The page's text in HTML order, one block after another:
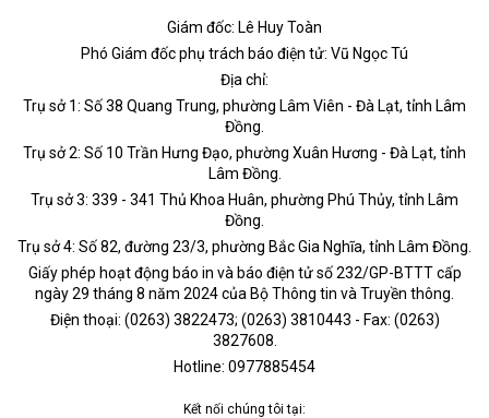
Giám đốc: Lê Huy Toàn
Phó Giám đốc phụ trách báo điện tử: Vũ Ngọc Tú
Địa chỉ:
Trụ sở 1: Số 38 Quang Trung, phường Lâm Viên - Đà Lạt, tỉnh Lâm
Đồng.
Trụ sở 2: Số 10 Trần Hưng Đạo, phường Xuân Hương - Đà Lạt, tỉnh
Lâm Đồng.
Trụ sở 3: 339 - 341 Thủ Khoa Huân, phường Phú Thủy, tỉnh Lâm
Đồng.
Trụ sở 4: Số 82, đường 23/3, phường Bắc Gia Nghĩa, tỉnh Lâm Đồng.
Giấy phép hoạt động báo in và báo điện tử số 232/GP-BTTT cấp
ngày 29 tháng 8 năm 2024 của Bộ Thông tin và Truyền thông.
Điện thoại: (0263) 3822473; (0263) 3810443 - Fax: (0263)
3827608.
Hotline: 0977885454
Kết nối chúng tôi tại: